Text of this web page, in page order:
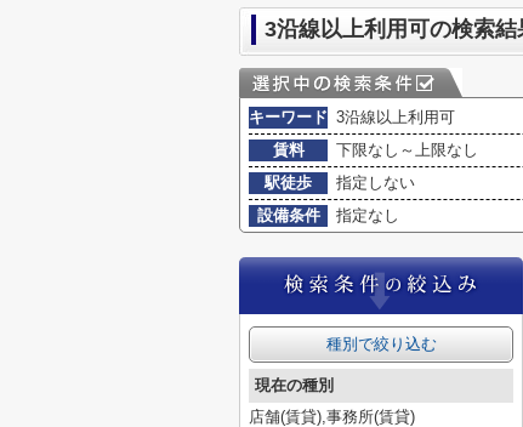
3沿線以上利用可の検索結
キーワード 3沿線以上利用可
賃料
下限なし～上限なし
駅徒歩
指定しない
設備条件
指定なし
種別で絞り込む
現在の種別
店舗(賃貸),事務所(賃貸)